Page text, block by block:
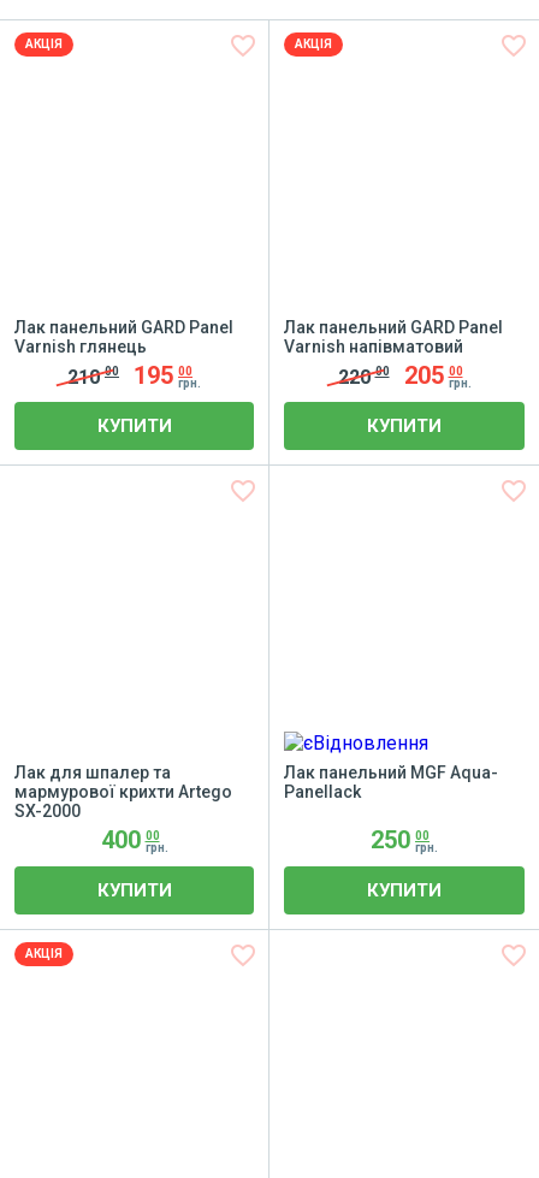
АКЦІЯ
Лак панельний GARD Panel
Varnish глянець
210 00 195 00
грн.
КУПИТИ
favorite_border АКЦІЯ
Лак панельний GARD Panel
Varnish напівматовий
220 00 205 00
грн.
КУПИТИ
favorite_border
Лак для шпалер та
мармурової крихти Artego
SX-2000
400 00
грн.
КУПИТИ
favorite_border
Лак панельний MGF Aqua-
Panellack
250 00
грн.
КУПИТИ
favorite_border
АКЦІЯ favorite_border favorite_border